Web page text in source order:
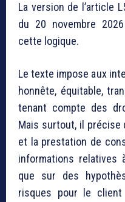
La version de l’article
du 20 novembre
cette logique.
Le texte impose aux
honnête, équitable,
tenant compte des
Mais surtout, il précise
et la prestation de
informations
que sur des
risques pour le